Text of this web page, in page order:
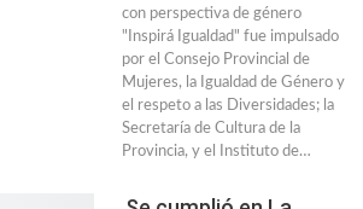
con perspectiva de género
"Inspirá Igualdad" fue impulsado
por el Consejo Provincial de
Mujeres, la Igualdad de Género y
el respeto a las Diversidades; la
Secretaría de Cultura de la
Provincia, y el Instituto de…